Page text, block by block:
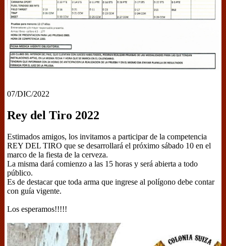
07/DIC/2022
Rey del Tiro 2022
Estimados amigos, los invitamos a participar de la competencia
REY DEL TIRO que se desarrollará el próximo sábado 10 en el
marco de la fiesta de la cerveza.
La misma dará comienzo a las 15 horas y será abierta a todo
público.
Es de destacar que toda arma que ingrese al polígono debe contar
con guía vigente.
Los esperamos!!!!!